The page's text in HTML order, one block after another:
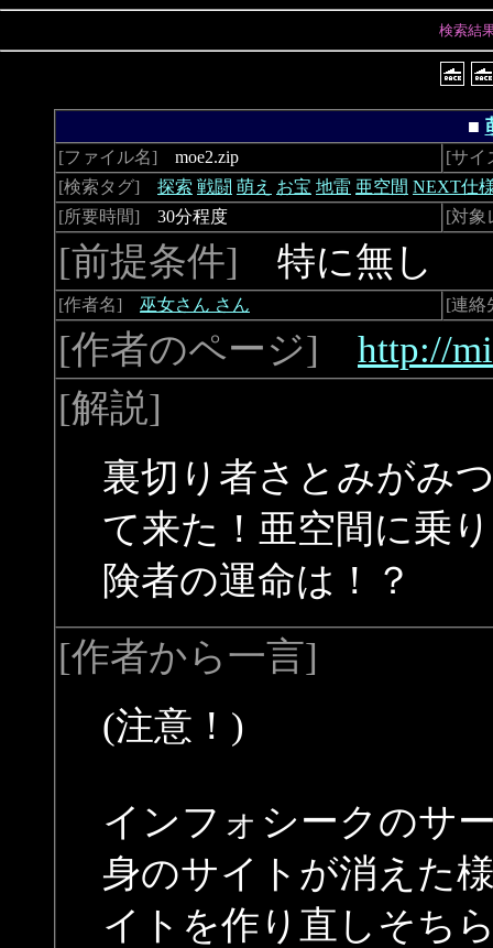
検索結
■
[ファイル名] moe2.zip
[サイ
[検索タグ]
探索 戦闘 萌え お宝 地雷 亜空間 NEXT仕
[所要時間] 30分程度 [対象
[前提条件] 特に無し
[作者名] 巫女さん さん [連絡
[作者のページ]
http://
[解説]
裏切り者さとみがみ
て来た！亜空間に乗
険者の運命は！？
[作者から一言]
(注意！)
インフォシークのサ
身のサイトが消えた
イトを作り直しそち